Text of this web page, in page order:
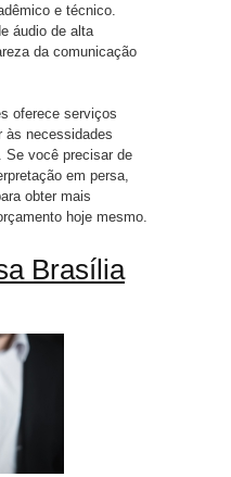
e técnico.
áudio de alta
da comunicação
oferece serviços
às necessidades
você precisar de
em persa,
obter mais
hoje mesmo.
Brasília